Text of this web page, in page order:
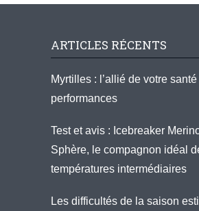
ARTICLES RÉCENTS
Myrtilles : l’allié de votre
performances
Test et avis : Icebreaker
Sphère, le compagnon idéal
températures intermédiaires
Les difficultés de la saison